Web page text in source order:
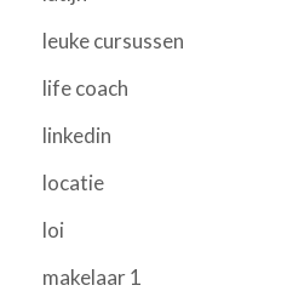
leuke cursussen
life coach
linkedin
locatie
loi
makelaar 1